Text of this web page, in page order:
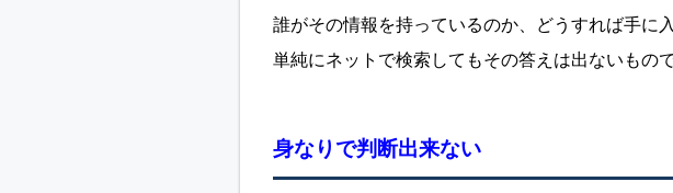
誰がその情報を持っているのか、どうすれば手に
単純にネットで検索してもその答えは出ないもので
身なりで判断出来ない